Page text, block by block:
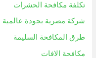
تكلفة مكافحة الحشرات
شركة مصرية بجودة عالمية
طرق المكافحة السليمة
مكافحة الافات